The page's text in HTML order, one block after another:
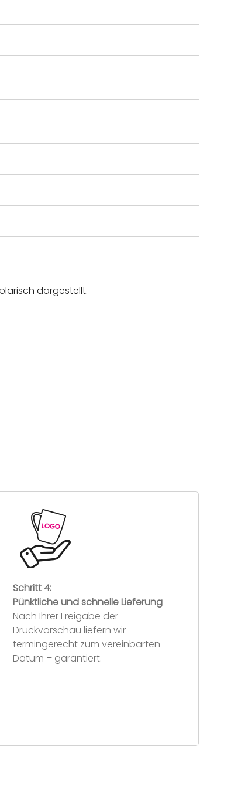
dargestellt.
Schritt 4:
Pünktliche und schnelle Lieferung
Nach Ihrer Freigabe der
Druckvorschau liefern wir
termingerecht zum vereinbarten
Datum – garantiert.